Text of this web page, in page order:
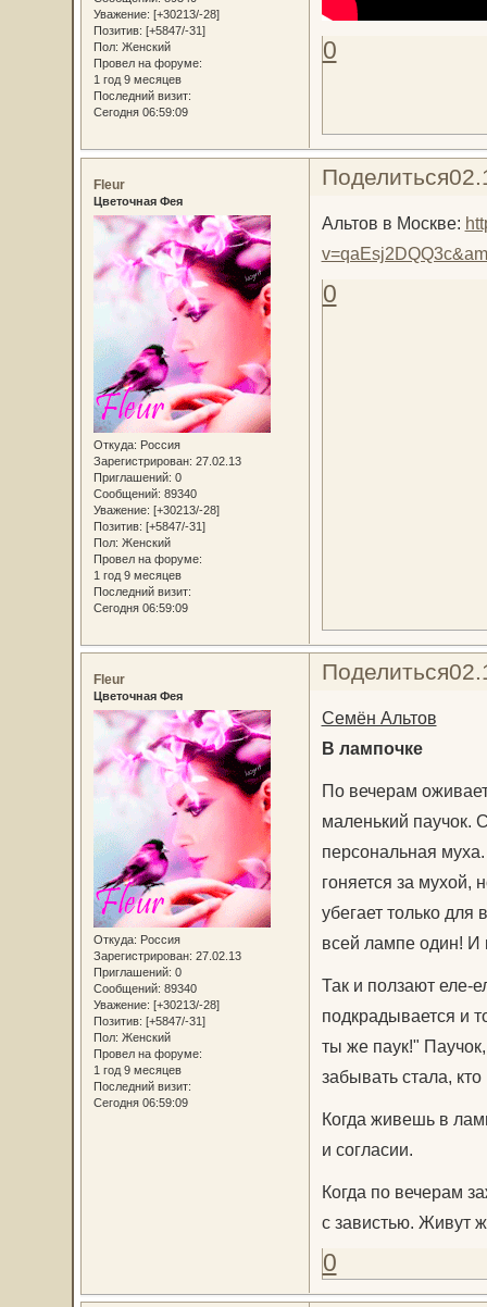
Уважение: [+30213/-28]
Позитив: [+5847/-31]
Пол: Женский
Провел на форуме:
1 год 9 месяцев
Последний визит:
Сегодня 06:59:09
0
Поделиться
Fleur
Цветочная Фея
Откуда: Россия
Зарегистрирован: 27.02.13
Приглашений: 0
Сообщений: 89340
Уважение: [+30213/-28]
Позитив: [+5847/-31]
Пол: Женский
Провел на форуме:
1 год 9 месяцев
Последний визит:
Сегодня 06:59:09
Альтов в Москве:
0
Поделиться
Fleur
Цветочная Фея
Откуда: Россия
Зарегистрирован: 27.02.13
Приглашений: 0
Сообщений: 89340
Уважение: [+30213/-28]
Позитив: [+5847/-31]
Пол: Женский
Провел на форуме:
1 год 9 месяцев
Последний визит:
Сегодня 06:59:09
Семён Альтов
В лампочке
По вечерам
маленький паучок.
персональная
гоняется за мухой,
убегает только для
всей лампе один! И
Так и ползают еле-
подкрадывается и
ты же паук!"
забывать стала,
Когда живешь в
и согласии.
Когда по вечерам
с завистью. Живут
0